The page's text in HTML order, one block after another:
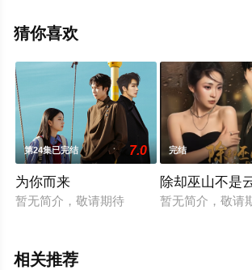
星空电影网，更多相关信息可移步至豆瓣
猜你喜欢
第24集已完结 7.0
为你而来
暂无简介，敬请期待
完结
除却巫山不是
暂无简介，敬请
相关推荐